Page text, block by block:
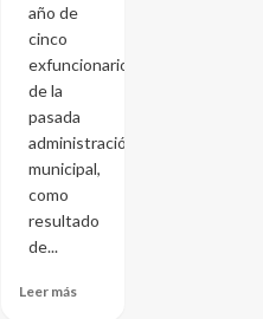
año de
cinco
exfuncionarios
de la
pasada
administración
municipal,
como
resultado
de...
Leer más